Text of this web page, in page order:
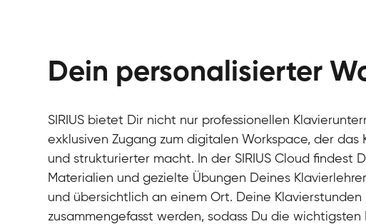
Dein personalisierter
SIRIUS bietet Dir nicht nur professionellen
exklusiven Zugang zum digitalen Workspace, der das
und strukturierter macht. In der SIRIUS Cloud findest
Materialien und gezielte Übungen Deines
und übersichtlich an einem Ort. Deine
zusammengefasst werden, sodass Du die wichtigsten